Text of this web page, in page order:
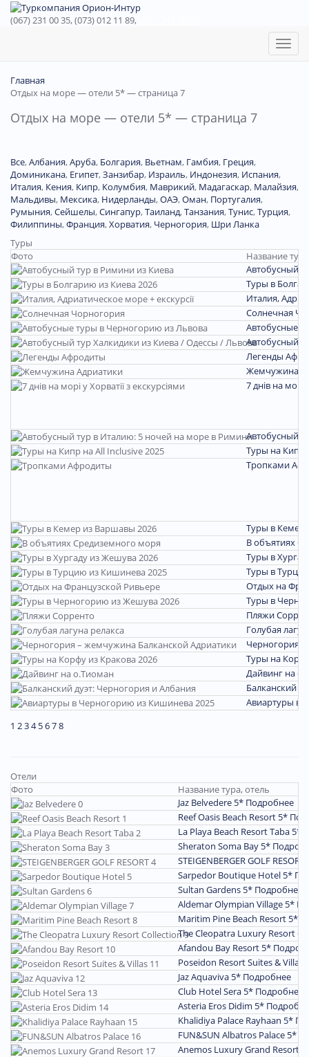
(067) 231 00 35, (073) 012 11 89,
Toggle
Главная
Отдых на море — отели 5* — страница 7
Отдых на море — отели 5* — страница 7
Все,Албания,Аруба, Болгария, Вьетнам, Гамбия, Греция,
Доминиканa, Египет,Занзибар, Израиль, Индонезия, Испания,
Италия, Кения, Кипр, Колумбия, Маврикий, Мадагаскар, Малайзия,
Мальдивы, Мексика, Нидерланды,ОАЭ,Оман, Португалия,
Румыния,Сейшелы,Сингапур,Таиланд,Танзания,Тунис,Турция,
Филиппины,Франция,Хорватия, Черногория, Шри Ланка
Туры
Фото
Название тура
Автобусный
Туры в
Италия,
Солнечная
Автобусные
Автобусный
Легенды
Жемчужина
7 днів на морі
Автобусный
Туры на Кипр
Тропками
Туры в Кемер
В объятиях
Туры в
Туры в
Отдых на
Туры в
Пляжи
Голубая
Черногория
Туры на
Дайвинг на
Балканский
Авиартуры в
1 234 5678
Отели
Фото
Название тура, отель
Jaz Belvedere 5* Подробнее
Reef Oasis Beach Resort 5*
La Playa Beach Resort Taba 5*
Sheraton Soma Bay 5*
STEIGENBERGER GOLF
Sarpedor Boutique Hotel 5*
Sultan Gardens 5* Подробнее
Aldemar Olympian Village 5*
Maritim Pine Beach Resort 5*
The Cleopatra Luxury Resort
Afandou Bay Resort 5*
Poseidon Resort Suites & Villas
Jaz Aquaviva 5* Подробнее
Club Hotel Sera 5* Подробнее
Asteria Eros Didim 5*
Khalidiya Palace Rayhaan 5*
FUN&SUN Albatros Palace 5*
Anemos Luxury Grand Resort